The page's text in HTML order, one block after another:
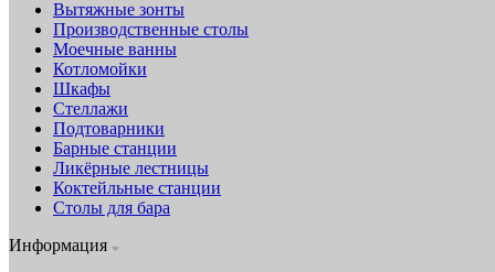
Вытяжные зонты
Производственные столы
Моечные ванны
Котломойки
Шкафы
Стеллажи
Подтоварники
Барные станции
Ликёрные лестницы
Коктейльные станции
Столы для бара
Информация